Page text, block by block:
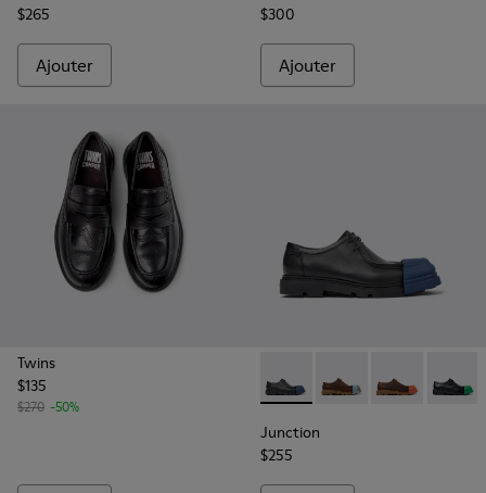
$265
Ajouter
$300
Ajouter
Twins
$135
$270 -50%
Junction - K100872-024 -
Junction - K100872-
Junction -
Junction
$255